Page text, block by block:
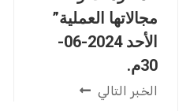
مجالاتها العملية”
الأحد 2024-06-
30م.
الخبر التالي